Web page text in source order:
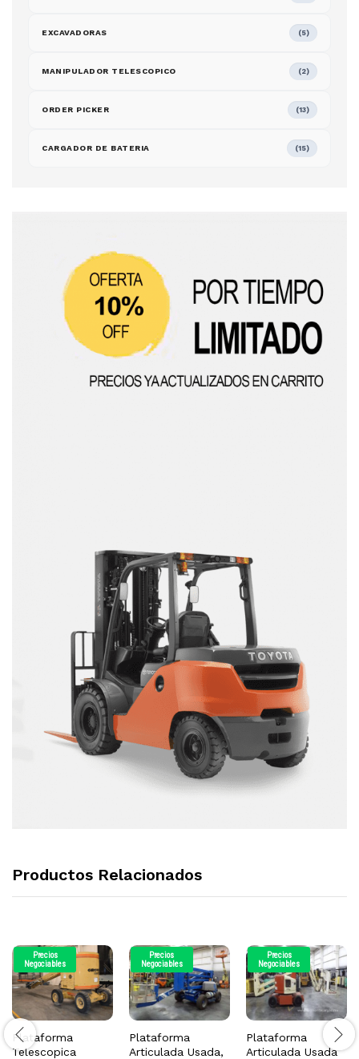
EXCAVADORAS (5)
MANIPULADOR TELESCOPICO (2)
ORDER PICKER (13)
CARGADOR DE BATERIA (15)
Productos Relacionados
Precios
Negociables
Plataforma
Telescopica
Precios
Negociables
Plataforma
Articulada Usada,
Precios
Negociables
Plataforma
Articulada Usada